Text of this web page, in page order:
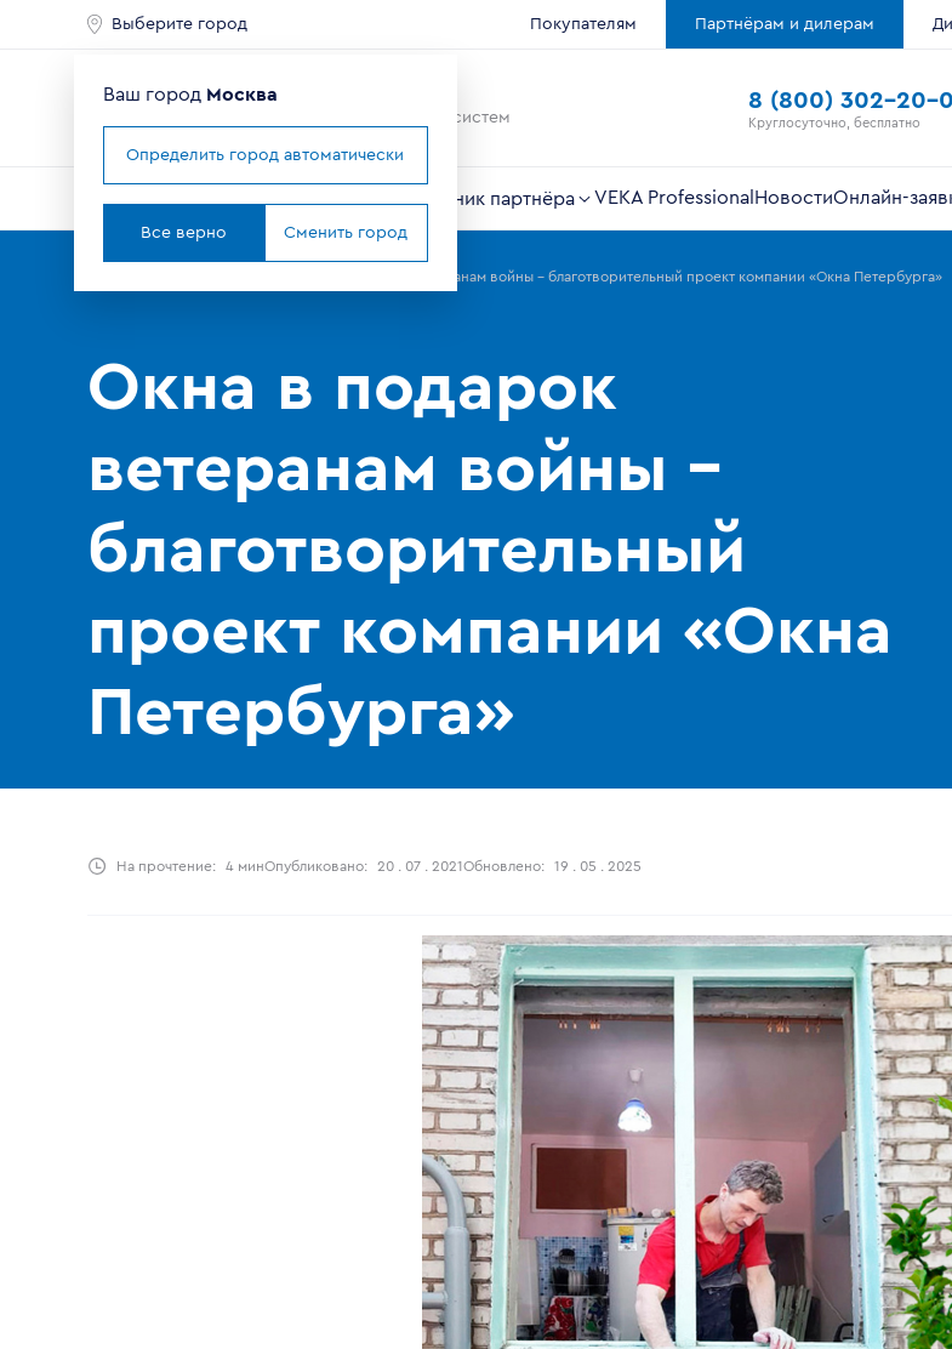
Выберите город Покупателям Партнёрам и дилерам
Ведущий мировой
производитель оконных систем
8 (800) 302-20-
Круглосуточно, бесплатно
Справочник партнёра VEKA Professional НовостиОнлайн-
Окна в подарок ветеранам войны – благотворительный проект компании «Окна Петербурга»
Окна в подарок
ветеранам войны –
благотворительный
проект компании «Окна
Петербурга»
На прочтение: 4 минОпубликовано: 20 . 07 . 2021Обновлено: 19 . 05 . 2025
Ваш город Москва
Определить город автоматически
Все верно Сменить город